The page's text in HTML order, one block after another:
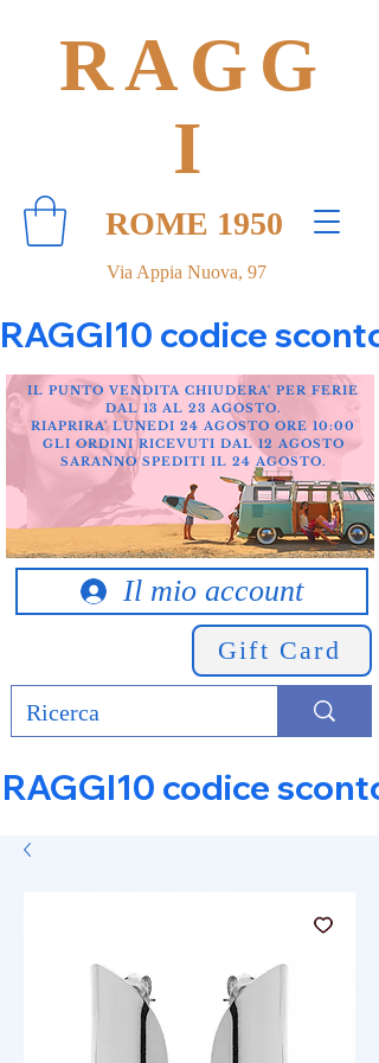
Via Appia Nuova, 97
RAGG
I
ROME 1950
RAGGI10 codice
Il mio account
Gift Card
IL PUNTO VENDITA CHIUDERA' PER FERIE
DAL 13 AL 23 AGOSTO.
RIAPRIRA' LUNEDI 24 AGOSTO ORE 10:00
GLI ORDINI RICEVUTI DAL 12 AGOSTO
SARANNO SPEDITI IL 24 AGOSTO.
RAGGI10 codice